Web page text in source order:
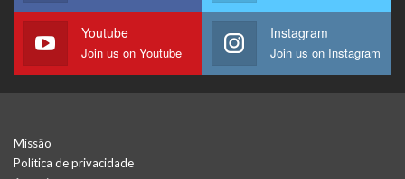
Youtube
Join us on Youtube
Instagram
Join us on Instagram
Missão
Política de privacidade